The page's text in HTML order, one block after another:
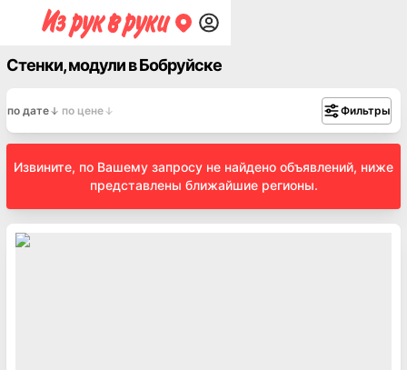
Стенки, модули в Бобруйске
по дате по цене Фильтры
Извините, по Вашему запросу не найдено объявлений, ниже
представлены ближайшие регионы.